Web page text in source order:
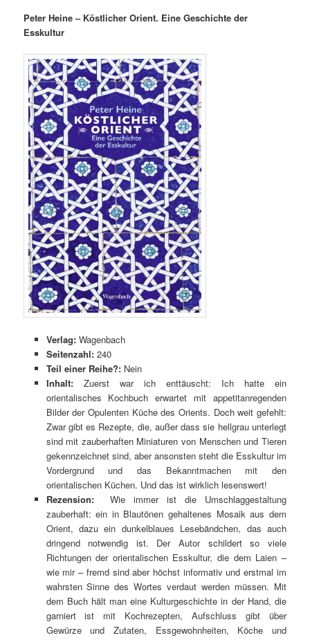
Peter Heine – Köstlicher Orient. Eine Geschichte der
Esskultur
Verlag: Wagenbach
Seitenzahl:240
Teil einer Reihe?: Nein
Inhalt: Zuerst war ich enttäuscht: Ich hatte ein
orientalisches Kochbuch erwartet mit appetitanregenden
Bilder der Opulenten Küche des Orients. Doch weit gefehlt:
Zwar gibt es Rezepte, die, außer dass sie hellgrau unterlegt
sind mit zauberhaften Miniaturen von Menschen und Tieren
gekennzeichnet sind, aber ansonsten steht die Esskultur im
Vordergrund und das Bekanntmachen mit den
orientalischen Küchen. Und das ist wirklich lesenswert!
Rezension:Wie immer ist die Umschlaggestaltung
zauberhaft: ein in Blautönen gehaltenes Mosaik aus dem
Orient, dazu ein dunkelblaues Lesebändchen, das auch
dringend notwendig ist. Der Autor schildert so viele
Richtungen der orientalischen Esskultur, die dem Laien –
wie mir – fremd sind aber höchst informativ und erstmal im
wahrsten Sinne des Wortes verdaut werden müssen. Mit
dem Buch hält man eine Kulturgeschichte in der Hand, die
garniert ist mit Kochrezepten, Aufschluss gibt über
Gewürze und Zutaten, Essgewohnheiten, Köche und